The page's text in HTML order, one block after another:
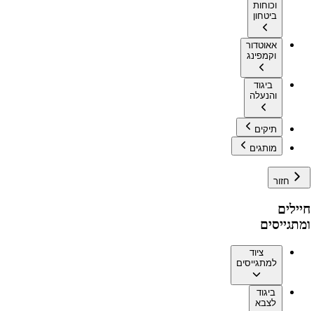
וכוחות
ביטחון
אאוטדור
וקמפינג
ביגוד
והנעלה
תיקים
מותגים
חזור
חיילים
ומתגייסים
ציוד
למתגייסים
ביגוד
לצבא